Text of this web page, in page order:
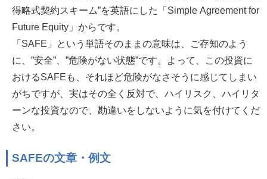
得略式契約スキーム”を英語にした「Simple Agreement for
Future Equity」からです。
「SAFE」という単語そのままの意味は、ご存知のよう
に、”安全”、”危険がない状態”です。よって、この投資に
おけるSAFEも、それほど危険がなさそうに感じてしまい
がちですが、実はその全く反対で、ハイリスク、ハイリタ
ーンな投資なので、勘違いをしないように気を付けてくだ
さい。
SAFEの文章・例文